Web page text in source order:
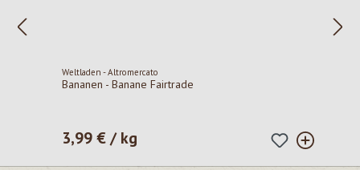
Weltladen - Altromercato
Bananen - Banane Fairtrade
Prezzo normale:
3,99 € / kg